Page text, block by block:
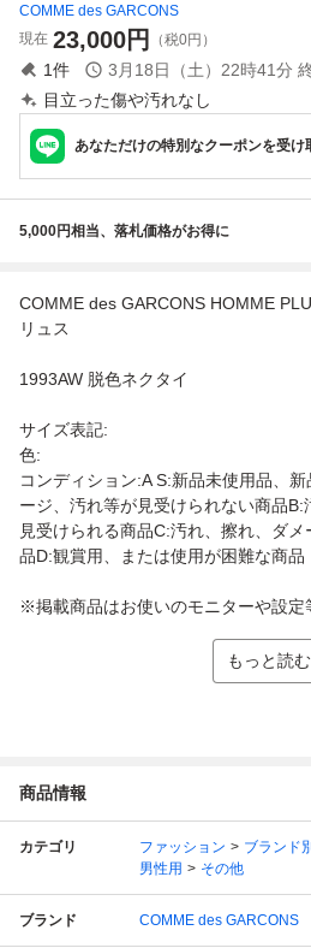
COMME des GARCONS
現在 23,000円 （税0円）
1件 3月18日（土）22時41分
目立った傷や汚れなし
あなただけの特別なクーポンを受け
5,000円相当、落札価格がお得に
COMME des GARCONS HOMME
リュス
1993AW 脱色ネクタイ
サイズ表記:
色:
コンディション:A S:新品未使用品、
ージ、汚れ等が見受けられない商品
見受けられる商品C:汚れ、擦れ、ダ
品D:観賞用、または使用が困難な商品
※掲載商品はお使いのモニターや設定
もっと読む
商品情報
カテゴリ ファッション ブランド別
男性用
その他
ブランド COMME des GARCONS